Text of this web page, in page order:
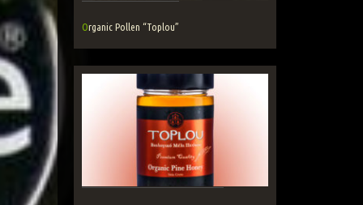
Organic Pollen “Toplou”